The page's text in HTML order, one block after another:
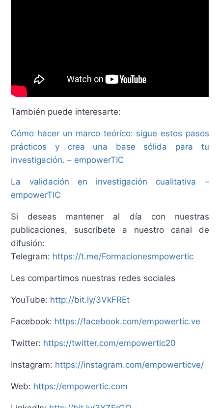
También puede interesarte:
Cómo hacer un marco teórico: sigue estos pasos
prácticos y crea una base sólida para tu
investigación. – empowerTIC
La validación en investigación cualitativa –
empowerTIC
Si deseas mantener al día con nuestras
publicaciones, suscríbete a nuestro canal de
difusión:
Telegram: https://t.me/Formacionesmpowertic
Les compartimos nuestras redes sociales
YouTube: http://bit.ly/3VkFREt
Facebook: https://facebook.com/empowertic.ve
Twitter: https://twitter.com/empowertic20
Instagram: https://instagram.com/empowerticve/
Web: https://empowertic.com